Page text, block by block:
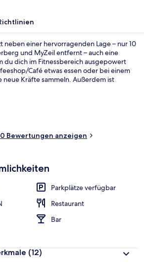
neben einer hervorragenden Lage – nur 10
und MyZeil entfernt – auch eine
du dich im Fitnessbereich ausgepowert
Café etwas essen oder bei einem
neue Kräfte sammeln. Außerdem ist
und Messe Frankfurt. Die öffentlichen
kurzen Fußmarsch entfernt: Zur
sind es 4 Minuten und zur
5 Minuten.
Bewertungen anzeigen
Parkplätze verfügbar
Restaurant
Bar
(12)